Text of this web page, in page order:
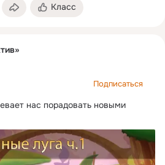
Класс
Подписаться
нас порадовать новыми